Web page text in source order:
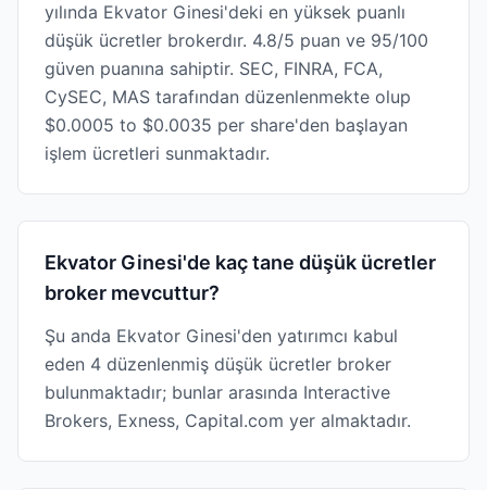
yılında Ekvator Ginesi'deki en yüksek puanlı
düşük ücretler brokerdır. 4.8/5 puan ve 95/100
güven puanına sahiptir. SEC, FINRA, FCA,
CySEC, MAS tarafından düzenlenmekte olup
$0.0005 to $0.0035 per share'den başlayan
işlem ücretleri sunmaktadır.
Ekvator Ginesi'de kaç tane düşük ücretler
broker mevcuttur?
Şu anda Ekvator Ginesi'den yatırımcı kabul
eden 4 düzenlenmiş düşük ücretler broker
bulunmaktadır; bunlar arasında Interactive
Brokers, Exness, Capital.com yer almaktadır.